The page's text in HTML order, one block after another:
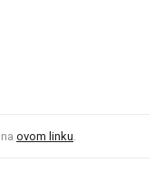
ovom linku.